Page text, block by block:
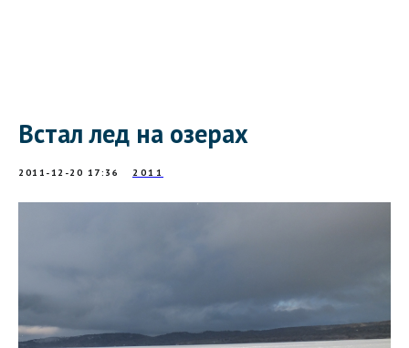
Встал лед на озерах
2011-12-20 17:36 2011